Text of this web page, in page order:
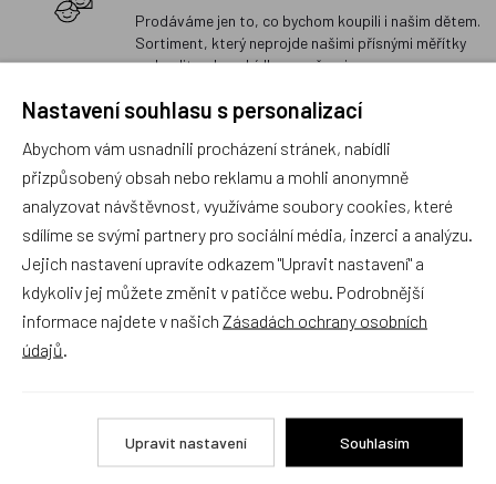
Prodáváme jen to, co bychom koupili i našim dětem.
Sortiment, který neprojde našimi přísnými měřítky
na kvalitu, do nabídky nezařazujeme.
Rychlé vyřízení reklamace i na dálku
Pokud to povaha vady umožňuje (zjevná
neopravitelnost výrobku), reklamaci vyřídíme i na
základě pouhého zaslání fotografií na náš email a
vyměníme zboží kus za kus. Vždy se snažíme šetřit
Váš čas a peníze. Můžeme si to dovolit, protože
naše kvalitní zboží zákazníci téměř nereklamují.
Milujeme české výrobky
Objednávky obsahující jen skladové položky
expedujeme i v den objednávky, ostatní dle dodací
Nastavení souhlasu s personalizací
Abychom vám usnadnili procházení stránek, nabídli
přizpůsobený obsah nebo reklamu a mohli anonymně
analyzovat návštěvnost, využíváme soubory cookies, které
sdílíme se svými partnery pro sociální média, inzerci a analýzu.
Jejich nastavení upravíte odkazem "Upravit nastavení" a
kdykoliv jej můžete změnit v patičce webu. Podrobnější
informace najdete v našich Zásadách ochrany osobních
údajů
Upravit nastavení Souhlasím